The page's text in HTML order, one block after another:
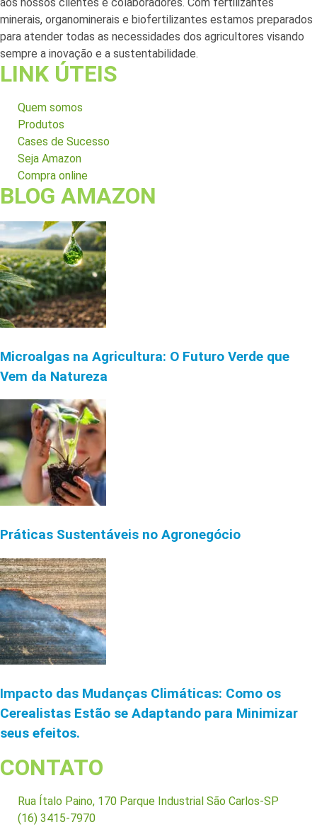
minerais, organominerais e biofertilizantes estamos preparados
para atender todas as necessidades dos agricultores visando
sempre a inovação e a sustentabilidade.
LINK ÚTEIS
Quem somos
Produtos
Cases de Sucesso
Seja Amazon
Compra online
BLOG AMAZON
Microalgas na Agricultura: O Futuro Verde que
Vem da Natureza
Práticas Sustentáveis no Agronegócio
Impacto das Mudanças Climáticas: Como os
Cerealistas Estão se Adaptando para Minimizar
seus efeitos.
CONTATO
Rua Ítalo Paino, 170 Parque Industrial São Carlos-SP
(16) 3415-7970